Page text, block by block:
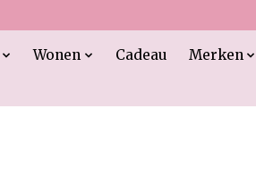
Wonen Cadeau Merken